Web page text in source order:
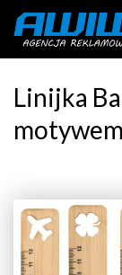
Linijka
motywem